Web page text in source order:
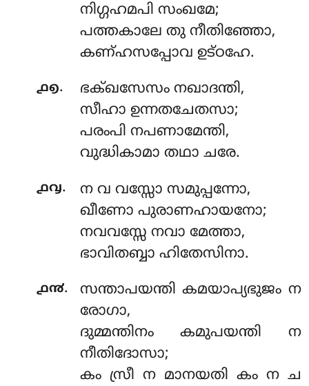
നിഗ്ഗഹമപി സംഖമേ;
പത്തകാലേ തു നീതിഞ്ഞോ,
കണ്ഹസപ്പോവ ഉട്ഠഹേ.
൧൭. ഭക്ഖസേസം നഖാദന്തി,
സീഹാ ഉന്നതചേതസാ;
പരംപി നപണാമേന്തി,
വുദ്ധികാമാ തഥാ ചരേ.
൧൮. ന വ വസ്സോ സമുപ്പന്നോ,
ഖീണോ പുരാണഹായനോ;
നവവസ്സേ നവാ മേത്താ,
ഭാവിതബ്ബാ ഹിതേസിനാ.
൧൯. സന്താപയന്തികമയാപ്യഭുജം ന
രോഗാ,
ദുമ്മന്തിനം കമുപയന്തി ന
നീതിദോസാ;
കം സ്രീ ന മാനയതി കം ന ച